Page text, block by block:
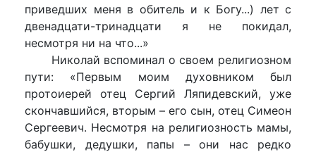
приведших меня в обитель и к Богу...) лет с
двенадцати-тринадцати я не покидал,
несмотря ни на что...»
Николай вспоминал о своем религиозном
пути: «Первым моим духовником был
протоиерей отец Сергий Ляпидевский, уже
скончавшийся, вторым – его сын, отец Симеон
Сергеевич. Несмотря на религиозность мамы,
бабушки, дедушки, папы – они нас редко